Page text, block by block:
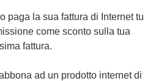
paga la sua fattura di Internet tu
come sconto sulla tua
fattura.
ad un prodotto internet di